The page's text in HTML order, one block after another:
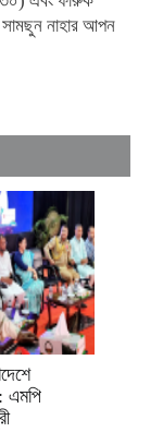
সামছুন নাহার আপন
এমপি